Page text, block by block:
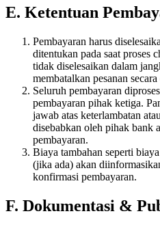
E. Ketentuan
Pembayaran harus
ditentukan pada saat proses
tidak diselesaikan dalam
membatalkan pesanan
Seluruh pembayaran
pembayaran pihak ketiga.
jawab atas keterlambatan
disebabkan oleh pihak bank
pembayaran.
Biaya tambahan seperti
(jika ada) akan
konfirmasi pembayaran.
F. Dokumentasi &